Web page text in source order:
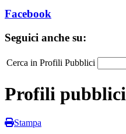
Facebook
Seguici anche su:
Cerca in Profili Pubblici
Profili pubblici
Stampa